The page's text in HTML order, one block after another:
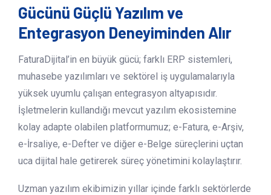
Gücünü Güçlü Yazılım ve
Entegrasyon Deneyiminden Alır
FaturaDijital’in en büyük gücü; farklı ERP sistemleri,
muhasebe yazılımları ve sektörel iş uygulamalarıyla
yüksek uyumlu çalışan entegrasyon altyapısıdır.
İşletmelerin kullandığı mevcut yazılım ekosistemine
kolay adapte olabilen platformumuz; e-Fatura, e-Arşiv,
e-İrsaliye, e-Defter ve diğer e-Belge süreçlerini uçtan
uca dijital hale getirerek süreç yönetimini kolaylaştırır.
Uzman yazılım ekibimizin yıllar içinde farklı sektörlerde